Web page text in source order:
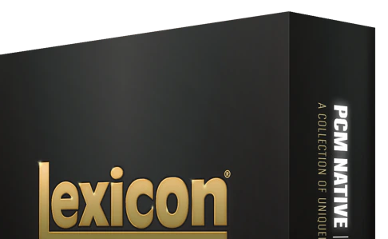
LXP Native Reverb Plug-in Bundle
PCM96 Surround
BOB-32
보증
제품 등록
서비스